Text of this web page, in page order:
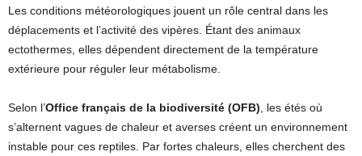
Les conditions météorologiques jouent un rôle central dans les
déplacements et l’activité des vipères. Étant des animaux
ectothermes, elles dépendent directement de la température
extérieure pour réguler leur métabolisme.
Selon l’Office français de la biodiversité (OFB), les étés où
s’alternent vagues de chaleur et averses créent un environnement
instable pour ces reptiles. Par fortes chaleurs, elles cherchent des